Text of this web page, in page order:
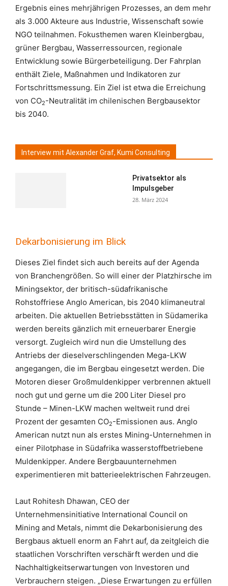
Ergebnis eines mehrjährigen Prozesses, an dem mehr
als 3.000 Akteure aus Industrie, Wissenschaft sowie
NGO teilnahmen. Fokusthemen waren Kleinbergbau,
grüner Bergbau, Wasserressourcen, regionale
Entwicklung sowie Bürgerbeteiligung. Der Fahrplan
enthält Ziele, Maßnahmen und Indikatoren zur
Fortschrittsmessung. Ein Ziel ist etwa die Erreichung
von CO2-Neutralität im chilenischen Bergbausektor
bis 2040.
Interview mit Alexander Graf, Kumi Consulting
Privatsektor als
Impulsgeber
28. März 2024
Dekarbonisierung im Blick
Dieses Ziel findet sich auch bereits auf der Agenda
von Branchengrößen. So will einer der Platzhirsche im
Miningsektor, der britisch-südafrikanische
Rohstoffriese Anglo American, bis 2040 klimaneutral
arbeiten. Die aktuellen Betriebsstätten in Südamerika
werden bereits gänzlich mit erneuerbarer Energie
versorgt. Zugleich wird nun die Umstellung des
Antriebs der dieselverschlingenden Mega-LKW
angegangen, die im Bergbau eingesetzt werden. Die
Motoren dieser Großmuldenkipper verbrennen aktuell
noch gut und gerne um die 200 Liter Diesel pro
Stunde – Minen-LKW machen weltweit rund drei
Prozent der gesamten CO2-Emissionen aus. Anglo
American nutzt nun als erstes Mining-Unternehmen in
einer Pilotphase in Südafrika wasserstoffbetriebene
Muldenkipper. Andere Bergbauunternehmen
experimentieren mit batterieelektrischen Fahrzeugen.
Laut Rohitesh Dhawan, CEO der
Unternehmensinitiative International Council on
Mining and Metals, nimmt die Dekarbonisierung des
Bergbaus aktuell enorm an Fahrt auf, da zeitgleich die
staatlichen Vorschriften verschärft werden und die
Nachhaltigkeitserwartungen von Investoren und
Verbrauchern steigen. „Diese Erwartungen zu erfüllen